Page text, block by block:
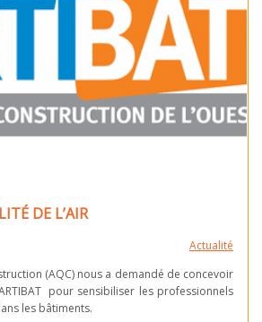
DE L’AIR
Actualité
(AQC) nous a demandé de concevoir
pour sensibiliser les professionnels
les bâtiments.